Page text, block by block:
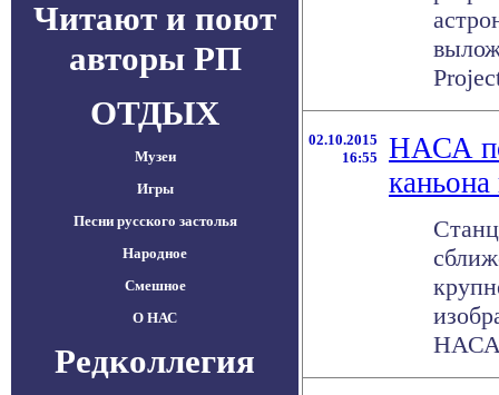
Читают и поют
авторы РП
ОТДЫХ
Музеи
Игры
Песни русского застолья
Народное
Смешное
О НАС
Редколлегия
02.10.2015
16:55
НАСА
НАСА